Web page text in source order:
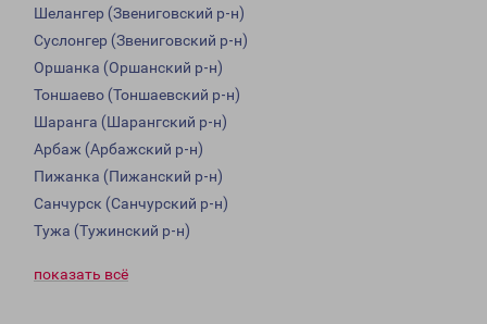
Шелангер (Звениговский р-н)
Суслонгер (Звениговский р-н)
Оршанка (Оршанский р-н)
Тоншаево (Тоншаевский р-н)
Шаранга (Шарангский р-н)
Арбаж (Арбажский р-н)
Пижанка (Пижанский р-н)
Санчурск (Санчурский р-н)
Тужа (Тужинский р-н)
показать всё